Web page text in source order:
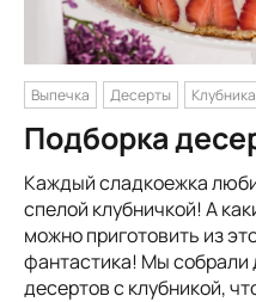
Выпечка Десерты Клубника
Подборка
Каждый сладкоежка
спелой клубничкой! А
можно приготовить из
фантастика! Мы собрали
десертов с клубникой,